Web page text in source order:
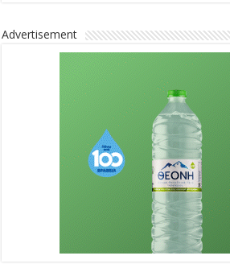
Advertisement